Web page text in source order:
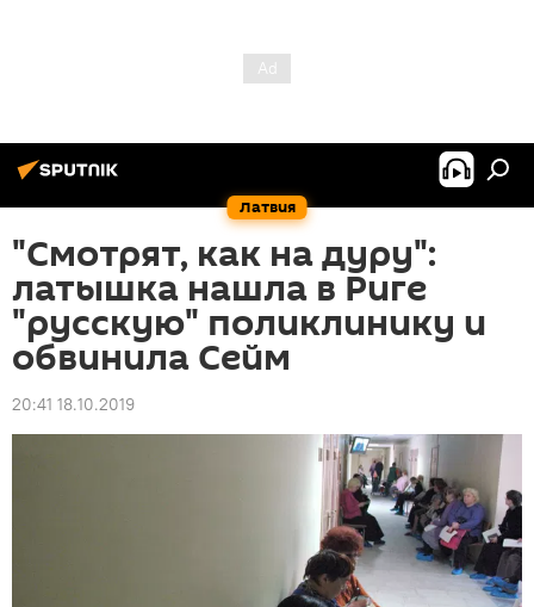
Латвия
"Смотрят, как на дуру":
латышка нашла в Риге
"русскую" поликлинику и
обвинила Сейм
20:41 18.10.2019